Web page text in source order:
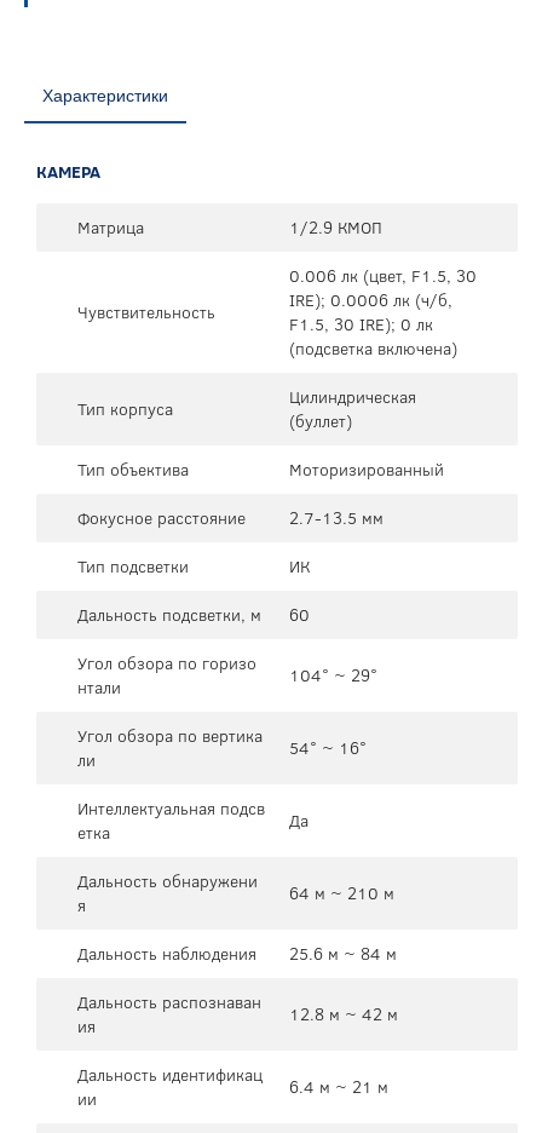
Характеристики
КАМЕРА
Матрица 1/2.9 КМОП
Чувствительность
0.006 лк (цвет, F1.5, 30
IRE); 0.0006 лк (ч/б,
F1.5, 30 IRE); 0 лк
(подсветка включена)
Тип корпуса
Цилиндрическая
(буллет)
Тип объектива
Моторизированный
Фокусное расстояние
2.7-13.5 мм
Тип подсветки
ИК
Дальность подсветки, м
60
Угол обзора по горизо
нтали
104° ~ 29°
Угол обзора по вертика
ли
54° ~ 16°
Интеллектуальная подсв
етка
Да
Дальность обнаружени
я
64 м ~ 210 м
Дальность наблюдения
25.6 м ~ 84 м
Дальность распознаван
ия
12.8 м ~ 42 м
Дальность идентификац
ии
6.4 м ~ 21 м